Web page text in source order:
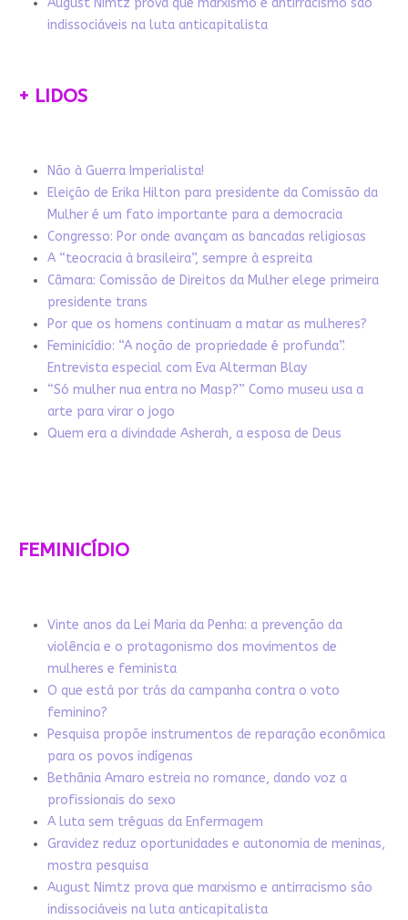
August Nimtz prova que marxismo e antirracismo são
indissociáveis na luta anticapitalista
+ LIDOS
Não à Guerra Imperialista!
Eleição de Erika Hilton para presidente da Comissão da
Mulher é um fato importante para a democracia
Congresso: Por onde avançam as bancadas religiosas
A “teocracia à brasileira”, sempre à espreita
Câmara: Comissão de Direitos da Mulher elege primeira
presidente trans
Por que os homens continuam a matar as mulheres?
Feminicídio: “A noção de propriedade é profunda”.
Entrevista especial com Eva Alterman Blay
“Só mulher nua entra no Masp?” Como museu usa a
arte para virar o jogo
Quem era a divindade Asherah, a esposa de Deus
FEMINICÍDIO
Vinte anos da Lei Maria da Penha: a prevenção da
violência e o protagonismo dos movimentos de
mulheres e feminista
O que está por trás da campanha contra o voto
feminino?
Pesquisa propõe instrumentos de reparação econômica
para os povos indígenas
Bethânia Amaro estreia no romance, dando voz a
profissionais do sexo
A luta sem tréguas da Enfermagem
Gravidez reduz oportunidades e autonomia de meninas,
mostra pesquisa
August Nimtz prova que marxismo e antirracismo são
indissociáveis na luta anticapitalista